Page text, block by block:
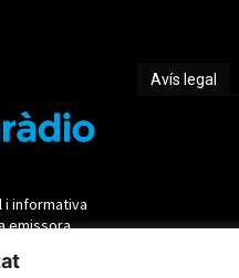
i informativa
emissora
proximitat.
Avís legal